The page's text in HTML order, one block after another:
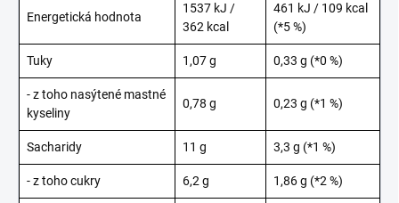
Energetická hodnota
1537 kJ /
362 kcal
461 kJ / 109 kcal
(*5 %)
Tuky 1,07 g 0,33 g (*0 %)
- z toho nasýtené mastné
kyseliny
0,78 g 0,23 g (*1 %)
Sacharidy 11 g 3,3 g (*1 %)
- z toho cukry 6,2 g 1,86 g (*2 %)